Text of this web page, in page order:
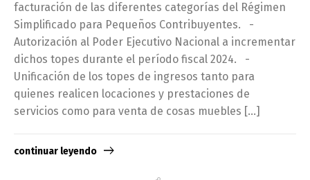
facturación de las diferentes categorías del Régimen
Simplificado para Pequeños Contribuyentes. -
Autorización al Poder Ejecutivo Nacional a incrementar
dichos topes durante el período fiscal 2024. -
Unificación de los topes de ingresos tanto para
quienes realicen locaciones y prestaciones de
servicios como para venta de cosas muebles […]
continuar leyendo